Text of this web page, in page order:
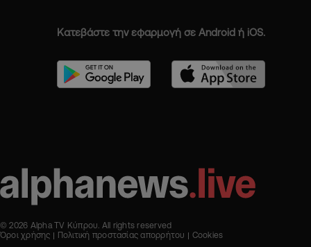
Κατεβάστε την εφαρμογή σε Android ή iOS.
© 2026 Alpha TV Κύπρου. All rights reserved
Όροι χρήσης
Πολιτική προστασίας απορρήτου Cookies